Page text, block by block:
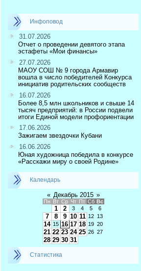
Инфоповод
31.07.2026
Отчет о проведении девятого этапа
эстафеты «Мои финансы»
27.07.2026
МАОУ СОШ № 9 города Армавир
вошла в число победителей Конкурса
инициатив родительских сообществ
16.07.2026
Более 8,5 млн школьников и свыше 14
тысяч предприятий: в России подвели
итоги Единой модели профориентации
17.06.2026
Зажигаем звездочки Кубани
16.06.2026
Юная художница победила в конкурсе
«Расскажи миру о своей Родине»
Календарь
« Декабрь 2015 »
Пн Вт Ср Чт Пт Сб Вс
1 2 3 4 5 6
7 8 9 10 11 12 13
14 15 16 17 18 19 20
21 22 23 24 25 26 27
28 29 30 31
Статистика